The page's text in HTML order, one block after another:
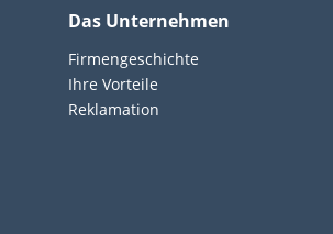
Das Unternehmen
Firmengeschichte
Ihre Vorteile
Reklamation